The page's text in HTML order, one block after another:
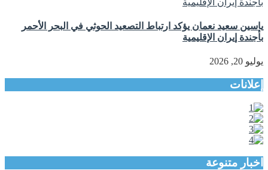
ياسين سعيد نعمان يؤكد ارتباط التصعيد الحوثي في البحر الأحمر
بأجندة إيران الإقليمية
يوليو 20, 2026
إعلانات
اخبار متنوعة